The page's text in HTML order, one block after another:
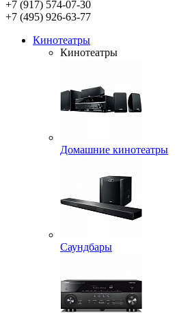
+7 (917) 574-07-30
+7 (495) 926-63-77
Кинотеатры
Кинотеатры
Домашние кинотеатры
Саундбары